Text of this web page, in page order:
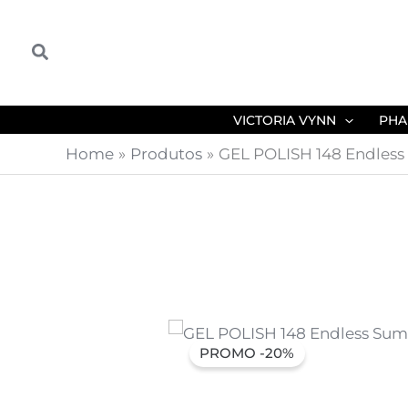
Search
VICTORIA VYNN
Home Produtos GEL POLISH 148
PROMO -20%